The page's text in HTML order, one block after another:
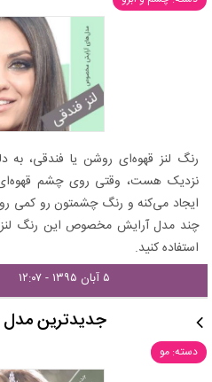
رنگ لنز قهوه‌ای روشن یا فندقی، به
نزدیک هست، وقتی روی چشم قهوه‌ای
ایجاد می‌کنه و رنگ چشمتون رو کمی
چند مدل آرایش مخصوص این رنگ لنز
استفاده کنید.
۵ آبان ۱۳۹۵ - ۱۲:۰۷
جدیدترین
دسته: مو